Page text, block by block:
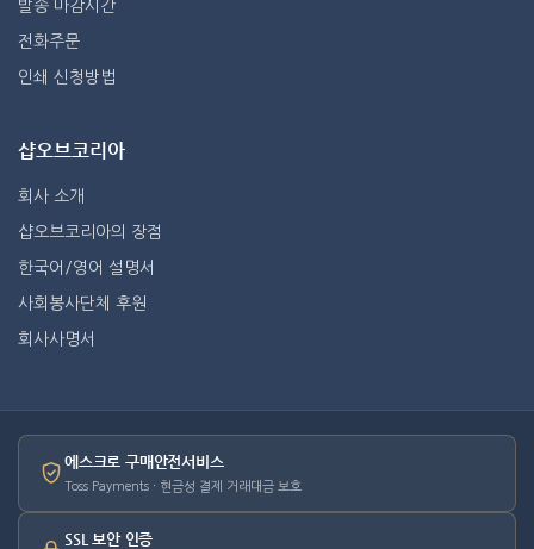
발송 마감시간
전화주문
인쇄 신청방법
샵오브코리아
회사 소개
샵오브코리아의 장점
한국어/영어 설명서
사회봉사단체 후원
회사사명서
에스크로 구매안전서비스
Toss Payments · 현금성 결제 거래대금 보호
SSL 보안 인증